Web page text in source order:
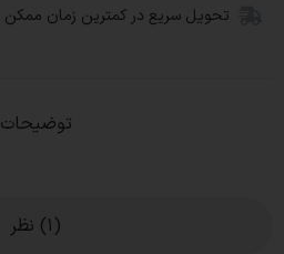
تحویل سریع در کمترین زمان ممکن
توضیحات
(1) نظر